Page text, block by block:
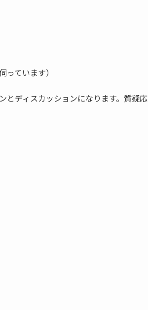
ています）
とディスカッションになります。質疑応